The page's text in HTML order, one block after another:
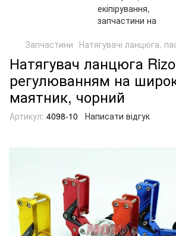
Запчастини Натягувачі ланцюга,
Натягувач ланцюга
регулюванням на
маятник, чорний
Артикул: 4098-10 Написати відгук